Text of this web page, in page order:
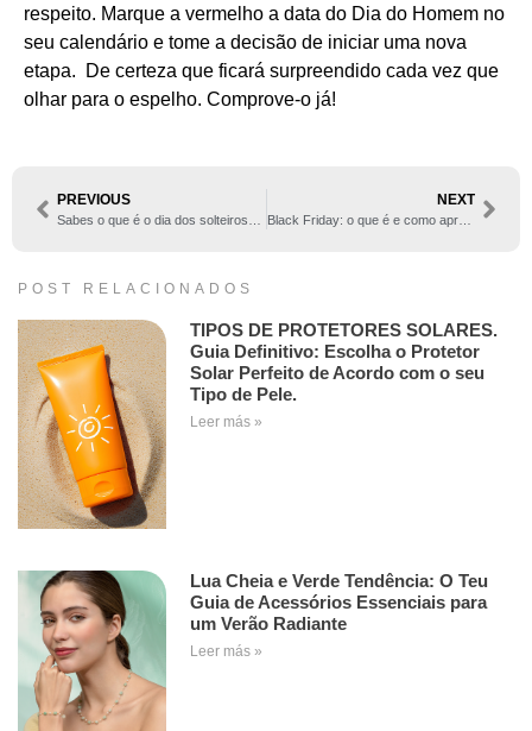
POST RELACIONADOS
TIPOS DE PROTETORES SOLARES.
Guia Definitivo: Escolha o Protetor
Solar Perfeito de Acordo com o seu
Tipo de Pele.
Leer más »
Lua Cheia e Verde Tendência: O Teu
Guia de Acessórios Essenciais para
um Verão Radiante
Leer más »
respeito. Marque a vermelho a data do Dia do Homem no
seu calendário e tome a decisão de iniciar uma nova
etapa. De certeza que ficará surpreendido cada vez que
olhar para o espelho. Comprove-o já!
PREVIOUS NEXT
Black Friday: o que é e como aproveitar